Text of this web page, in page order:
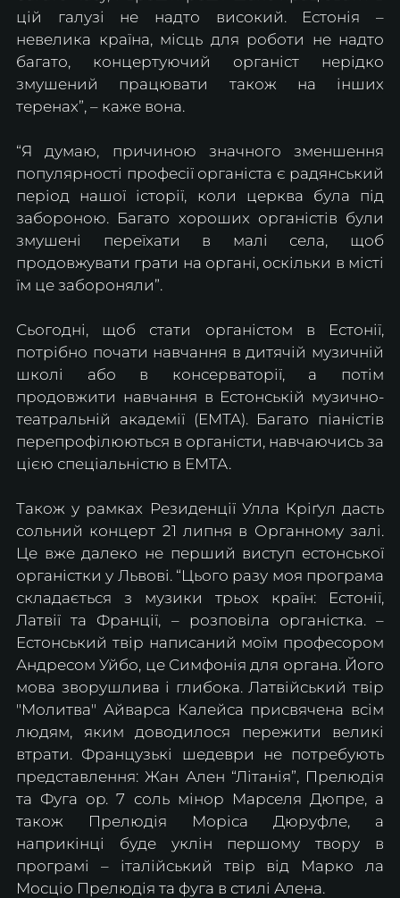
цій галузі не надто високий. Естонія –
невелика країна, місць для роботи не надто
багато, концертуючий органіст нерідко
змушений працювати також на інших
теренах”, – каже вона.
“Я думаю, причиною значного зменшення
популярності професії органіста є радянський
період нашої історії, коли церква була під
забороною. Багато хороших органістів були
змушені переїхати в малі села, щоб
продовжувати грати на органі, оскільки в місті
їм це забороняли”.
Сьогодні, щоб стати органістом в Естонії,
потрібно почати навчання в дитячій музичній
школі або в консерваторії, а потім
продовжити навчання в Естонській музично-
театральній академії (EMTA). Багато піаністів
перепрофілюються в органісти, навчаючись за
цією спеціальністю в EMTA.
Також у рамках Резиденції Улла Кріґул дасть
сольний концерт 21 липня в Органному залі.
Це вже далеко не перший виступ естонської
органістки у Львові. “Цього разу моя програма
складається з музики трьох країн: Естонії,
Латвії та Франції, – розповіла органістка. –
Естонський твір написаний моїм професором
Андресом Уйбо, це Симфонія для органа. Його
мова зворушлива і глибока. Латвійський твір
"Молитва" Айварса Калейса присвячена всім
людям, яким доводилося пережити великі
втрати. Французькі шедеври не потребують
представлення: Жан Ален “Літанія”, Прелюдія
та Фуга op. 7 соль мінор Марселя Дюпре, а
також Прелюдія Моріса Дюруфле, а
наприкінці буде уклін першому твору в
програмі – італійський твір від Марко ла
Мосціо Прелюдія та фуга в стилі Алена.